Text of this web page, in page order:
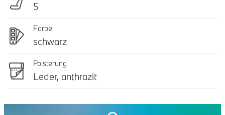
5
Farbe
schwarz
Polsterung
Leder, anthrazit